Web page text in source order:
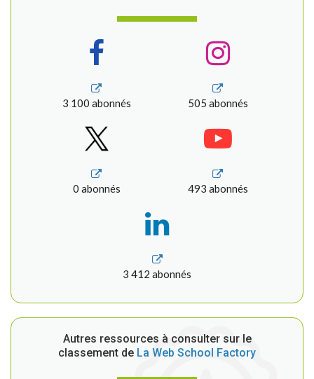
3 100 abonnés 505 abonnés
0 abonnés 493 abonnés
3 412 abonnés
Autres ressources à consulter sur le
classement de La Web School Factory